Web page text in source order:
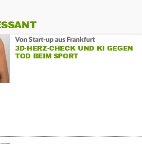
Von Start-up aus Frankfurt
3D-HERZ-CHECK UND KI GEGEN
TOD BEIM SPORT